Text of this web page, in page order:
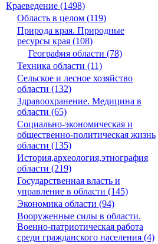
Краеведение (1498)
Область в целом (119)
Природа края. Природные
ресурсы края (108)
География области (78)
Техника области (11)
Сельское и лесное хозяйство
области (132)
Здравоохранение. Медицина в
области (65)
Социально-экономическая и
общественно-политическая жизнь
области (135)
История,археология,этнография
области (219)
Государственная власть и
управление в области (145)
Экономика области (94)
Вооруженные силы в области.
Военно-патриотическая работа
среди гражданского населения (4)